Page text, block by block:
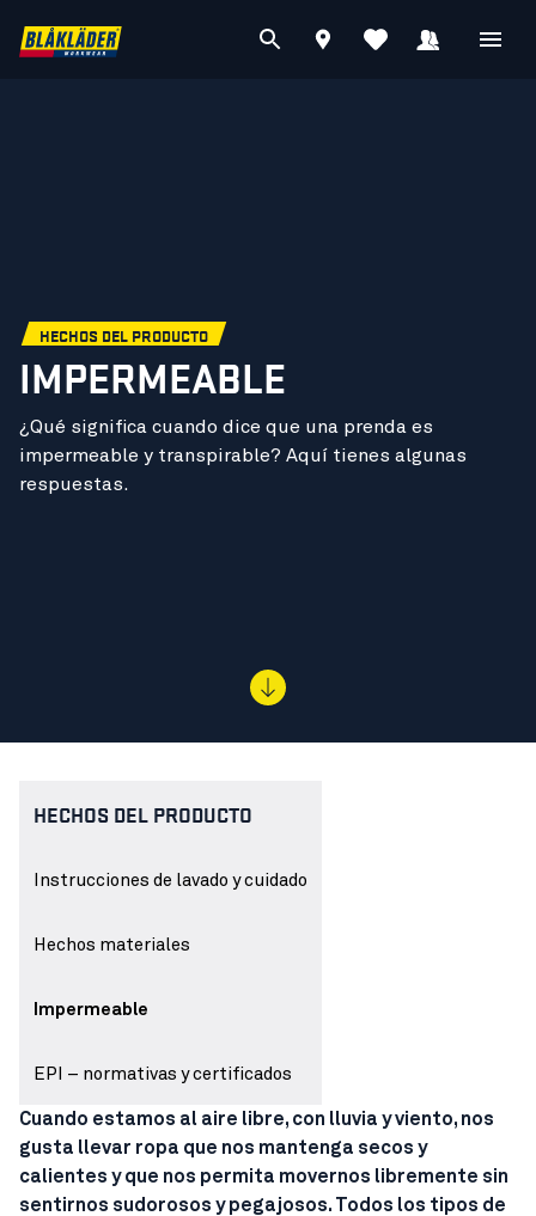
HECHOS DEL PRODUCTO
IMPERMEABLE
¿Qué significa cuando dice que una prenda es
impermeable y transpirable? Aquí tienes algunas
respuestas.
HECHOS DEL PRODUCTO
Instrucciones de lavado y cuidado
Hechos materiales
Impermeable
EPI – normativas y certificados
Cuando estamos al aire libre, con lluvia y viento, nos
gusta llevar ropa que nos mantenga secos y
calientes y que nos permita movernos libremente sin
sentirnos sudorosos y pegajosos. Todos los tipos de